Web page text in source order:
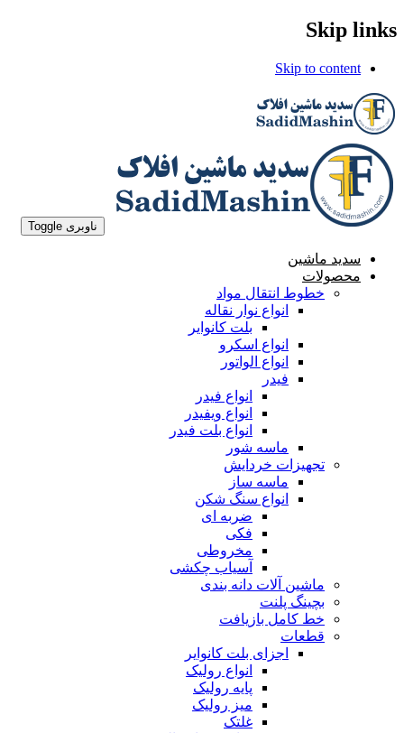
Skip links
Skip to content
ناوبری Toggle
سدید ماشین
محصولات
خطوط انتقال مواد
انواع نوار نقاله
بلت کانوایر
انواع اسکرو
انواع الواتور
فیدر
انواع فیدر
انواع ویفیدر
انواع بلت فیدر
ماسه شور
تجهیزات خردایش
ماسه ساز
انواع سنگ شکن
ضربه ای
فکی
مخروطی
آسیاب چکشی
ماشین آلات دانه بندی
بچینگ پلنت
خط کامل بازیافت
قطعات
اجزای بلت کانوایر
انواع رولیک
پایه رولیک
میز رولیک
غلتک